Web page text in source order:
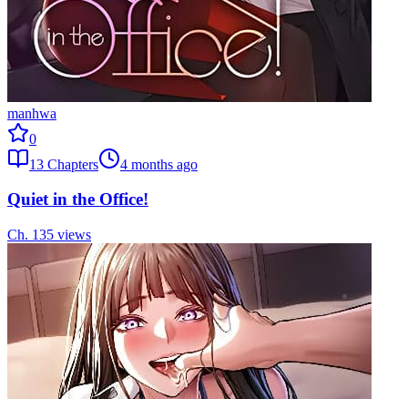
manhwa
0
13 Chapters 4 months ago
Quiet in the Office!
Ch. 135 views